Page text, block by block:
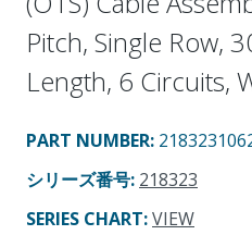
Pitch, Single Row,
Length, 6 Circuits,
PART NUMBER:
シリーズ番号: 218323
SERIES CHART:VIEW